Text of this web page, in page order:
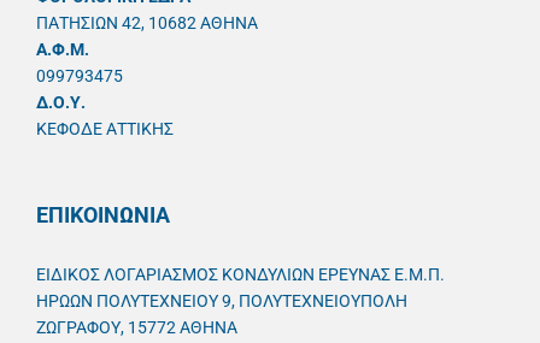
ΠΑΤΗΣΙΩΝ 42, 10682 ΑΘΗΝΑ
A.Φ.Μ.
099793475
Δ.Ο.Υ.
ΚΕΦΟΔΕ ΑΤΤΙΚΗΣ
ΕΠΙΚΟΙΝΩΝΙΑ
ΕΙΔΙΚΟΣ ΛΟΓΑΡΙΑΣΜΟΣ ΚΟΝΔΥΛΙΩΝ ΕΡΕΥΝΑΣ Ε.Μ.Π.
ΗΡΩΩΝ ΠΟΛΥΤΕΧΝΕΙΟΥ 9, ΠΟΛΥΤΕΧΝΕΙΟΥΠΟΛΗ
ΖΩΓΡΑΦΟΥ, 15772 ΑΘΗΝΑ